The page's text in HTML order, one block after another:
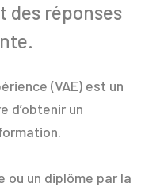
des réponses
(VAE) est un
d’obtenir un
ou un diplôme par la